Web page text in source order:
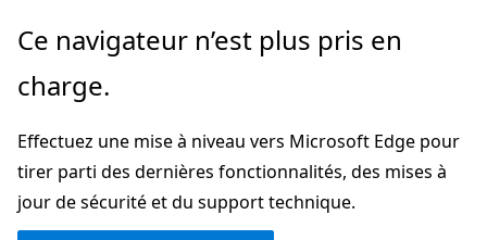
Passer
directement
au
principal
Ce navigateur n’est plus pris en
charge.
Effectuez une mise à niveau vers Microsoft Edge pour
tirer parti des dernières fonctionnalités, des mises à
jour de sécurité et du support technique.